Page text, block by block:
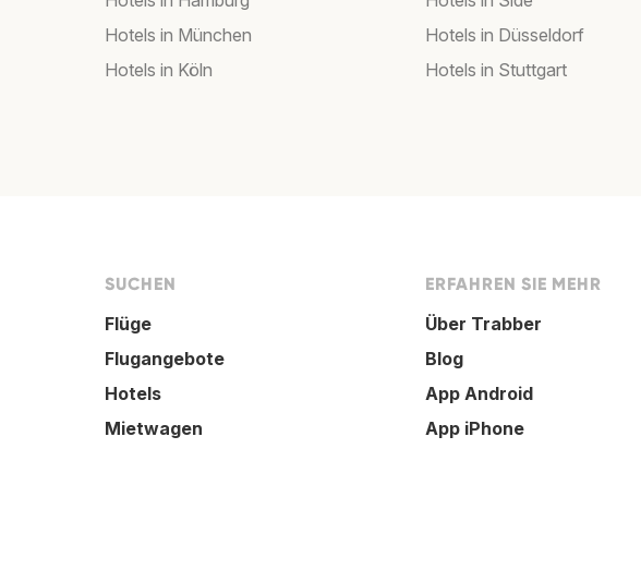
Hotels in München
Hotels in Köln
Hotels in Düsseldorf
Hotels in Stuttgart
SUCHEN
Flüge
Flugangebote
Hotels
Mietwagen
ERFAHREN SIE MEHR
Über Trabber
Blog
App Android
App iPhone